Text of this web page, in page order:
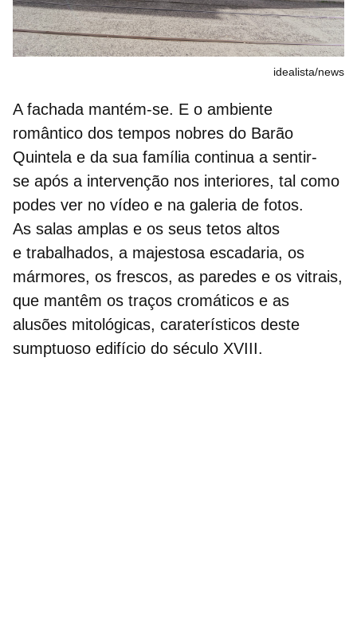
idealista/news
A fachada mantém-se. E o ambiente
romântico dos tempos nobres do Barão
Quintela e da sua família continua a sentir-
se após a intervenção nos interiores, tal como
podes ver no vídeo e na galeria de fotos.
As salas amplas e os seus tetos altos
e trabalhados, a majestosa escadaria, os
mármores, os frescos, as paredes e os vitrais,
que mantêm os traços cromáticos e as
alusões mitológicas, caraterísticos deste
sumptuoso edifício do século XVIII.